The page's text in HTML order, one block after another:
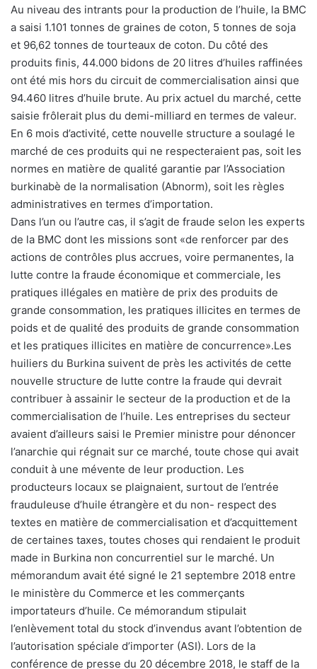
Au niveau des intrants pour la production de l’huile, la BMC
a saisi 1.101 tonnes de graines de coton, 5 tonnes de soja
et 96,62 tonnes de tourteaux de coton. Du côté des
produits finis, 44.000 bidons de 20 litres d’huiles raffinées
ont été mis hors du circuit de commercialisation ainsi que
94.460 litres d’huile brute. Au prix actuel du marché, cette
saisie frôlerait plus du demi-milliard en termes de valeur.
En 6 mois d’activité, cette nouvelle structure a soulagé le
marché de ces produits qui ne respecteraient pas, soit les
normes en matière de qualité garantie par l’Association
burkinabè de la normalisation (Abnorm), soit les règles
administratives en termes d’importation.
Dans l’un ou l’autre cas, il s’agit de fraude selon les experts
de la BMC dont les missions sont «de renforcer par des
actions de contrôles plus accrues, voire permanentes, la
lutte contre la fraude économique et commerciale, les
pratiques illégales en matière de prix des produits de
grande consommation, les pratiques illicites en termes de
poids et de qualité des produits de grande consommation
et les pratiques illicites en matière de concurrence».Les
huiliers du Burkina suivent de près les activités de cette
nouvelle structure de lutte contre la fraude qui devrait
contribuer à assainir le secteur de la production et de la
commercialisation de l’huile. Les entreprises du secteur
avaient d’ailleurs saisi le Premier ministre pour dénoncer
l’anarchie qui régnait sur ce marché, toute chose qui avait
conduit à une mévente de leur production. Les
producteurs locaux se plaignaient, surtout de l’entrée
frauduleuse d’huile étrangère et du non- respect des
textes en matière de commercialisation et d’acquittement
de certaines taxes, toutes choses qui rendaient le produit
made in Burkina non concurrentiel sur le marché. Un
mémorandum avait été signé le 21 septembre 2018 entre
le ministère du Commerce et les commerçants
importateurs d’huile. Ce mémorandum stipulait
l’enlèvement total du stock d’invendus avant l’obtention de
l’autorisation spéciale d’importer (ASI). Lors de la
conférence de presse du 20 décembre 2018, le staff de la